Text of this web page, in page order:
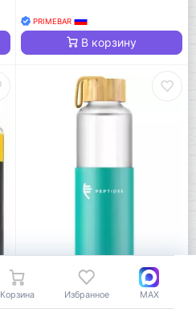
PRIMEBAR
В корзину
Корзина Избранное MAX